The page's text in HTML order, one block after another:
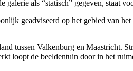
als “statisch” gegeven, staat
geadviseerd op het gebied van
tussen Valkenburg en Maastricht.
loopt de beeldentuin door in het